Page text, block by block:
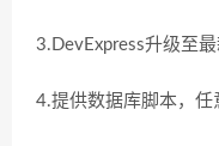
3.DevExpress升级至
4.提供数据库脚本，任